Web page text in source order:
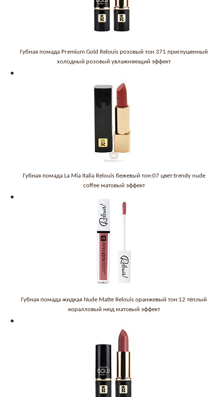
Губная помада Premium Gold Relouis розовый тон 371 приглушенный
холодный розовый увлажняющий эффект
Губная помада La Mia Italia Relouis бежевый тон:07 цвет:trendy nude
coffee матовый эффект
Губная помада жидкая Nude Matte Relouis оранжевый тон:12 тёплый
коралловый нюд матовый эффект